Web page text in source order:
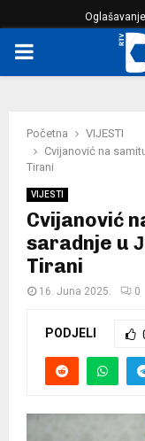
PRIMARY
Početna
VIJESTI
Cvijanović na
Tirani
VIJESTI
Cvijanović
saradnje u
Tirani
16. Juna 2025. 0
PODJELI